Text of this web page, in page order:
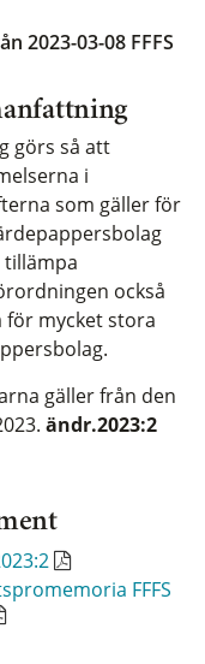
2023-03-08 FFFS
görs så att
i
som gäller för
tillämpa
också
för mycket stora
gäller från den
ändr.2023:2
FFFS